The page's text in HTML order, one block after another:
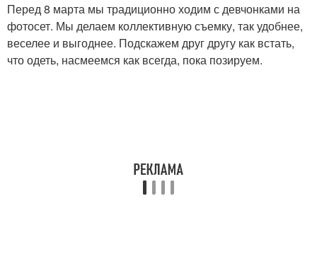
Перед 8 марта мы традиционно ходим с девчонками на
фотосет. Мы делаем коллективную съемку, так удобнее,
веселее и выгоднее. Подскажем друг другу как встать,
что одеть, насмеемся как всегда, пока позируем.